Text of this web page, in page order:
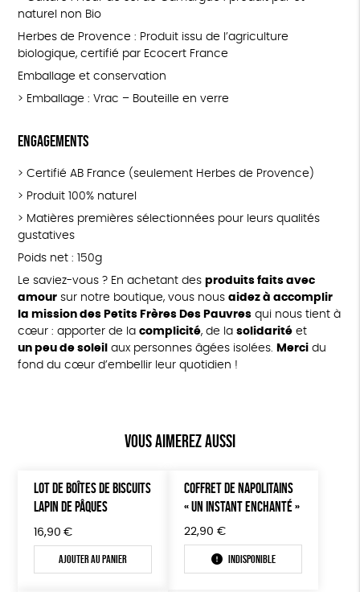
naturel non Bio
Herbes de Provence : Produit issu de l’agriculture
biologique, certifié par Ecocert France
Emballage et conservation
> Emballage : Vrac – Bouteille en verre
Engagements
> Certifié AB France (seulement Herbes de Provence)
> Produit 100% naturel
> Matières premières sélectionnées pour leurs qualités
gustatives
Poids net : 150g
Le saviez-vous ? En achetant des produits faits avec
amoursur notre boutique, vous nous aidez à accomplir
la mission des Petits Frères Des Pauvresqui nous tient à
cœur : apporter de la complicité, de la solidaritéet
un peu de soleil aux personnes âgées isolées. Mercidu
fond du cœur d’embellir leur quotidien !
Vous aimerez aussi
LOT DE BOÎTES DE BISCUITS
LAPIN DE PÂQUES
16,90 €
Ajouter au panier
COFFRET DE NAPOLITAINS
« UN INSTANT ENCHANTÉ »
22,90 €
Indisponible